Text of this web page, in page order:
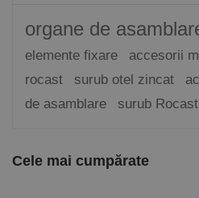
organe de
elemente fixare
accesorii
rocast
surub otel zincat
de asamblare
surub Rocast
Cele mai cumpărate